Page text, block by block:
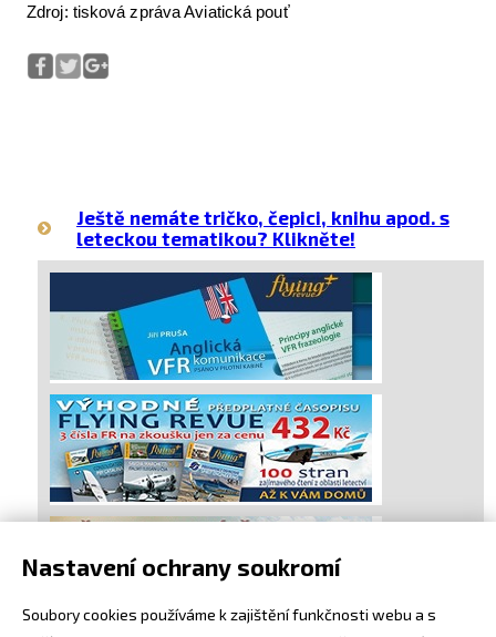
Zdroj: tisková zpráva Aviatická pouť
Ještě nemáte tričko, čepici, knihu apod. s
leteckou tematikou? Klikněte!
Nastavení ochrany soukromí
Soubory cookies používáme k zajištění funkčnosti webu a s